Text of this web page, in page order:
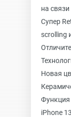
на
Супер
scrolling
Новая
Функция
iPhone